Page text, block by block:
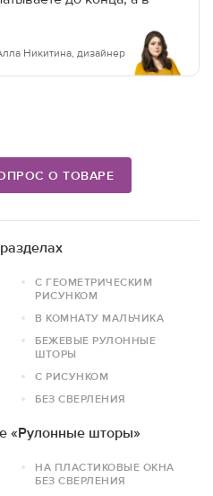
Никитина, дизайнер
О ТОВАРЕ
С ГЕОМЕТРИЧЕСКИМ
РИСУНКОМ
В КОМНАТУ МАЛЬЧИКА
БЕЖЕВЫЕ РУЛОННЫЕ
ШТОРЫ
С РИСУНКОМ
БЕЗ СВЕРЛЕНИЯ
«Рулонные шторы»
НА ПЛАСТИКОВЫЕ ОКНА
БЕЗ СВЕРЛЕНИЯ